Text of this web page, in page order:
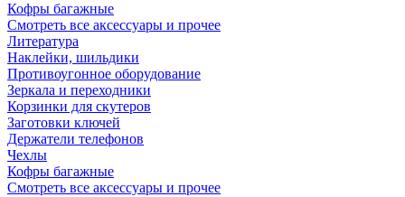
Кофры багажные
Смотреть все аксессуары и прочее
Литература
Наклейки, шильдики
Противоугонное оборудование
Зеркала и переходники
Корзинки для скутеров
Заготовки ключей
Держатели телефонов
Чехлы
Кофры багажные
Смотреть все аксессуары и прочее